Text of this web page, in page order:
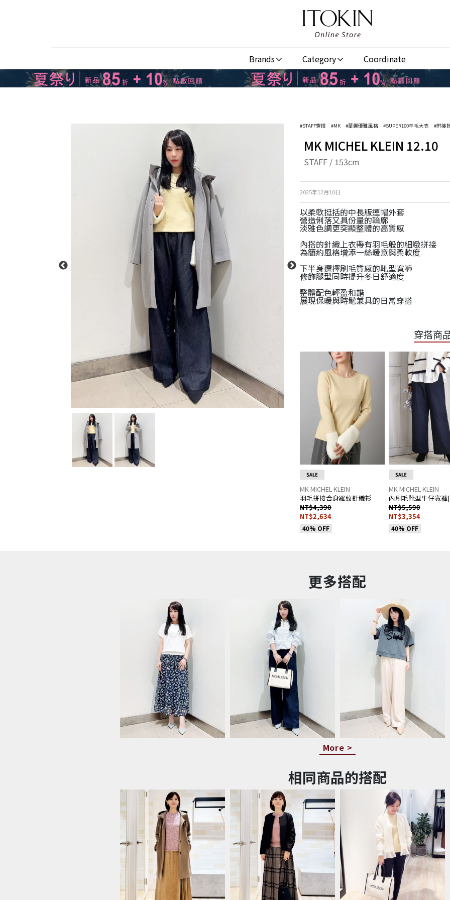
Brands Category Coordinate
#STAFF穿搭 #MK #華麗優雅風格 #SUPER100羊毛大衣 #拼接
MK MICHEL KLEIN 12.10
STAFF / 153cm
2025年12月10日
以柔軟挺括的中長版連帽外套
營造俐落又具份量的輪廓
淡雅色調更突顯整體的高質感
內搭的針織上衣帶有羽毛般的細緻拼接
為簡約風格增添一絲暖意與柔軟度
下半身選擇刷毛質感的靴型寬褲
修飾腿型同時提升冬日舒適度
整體配色輕盈和諧
展現保暖與時髦兼具的日常穿搭
穿搭商
MK MICHEL KLEIN
羽毛拼接合身羅紋針織衫
NT$4,390
NT$2,634
40% OFF
MK MICHEL KLEIN
內刷毛靴型牛仔寬
NT$5,590
NT$3,354
40% OFF
更多搭配
More >
相同商品的搭配